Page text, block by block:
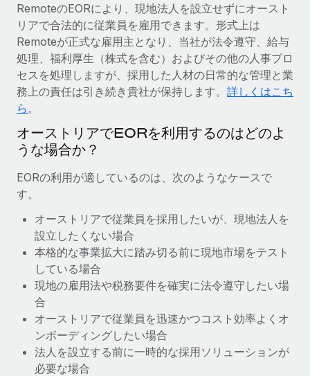
コンプライアンスリスクを先回りして対応
デバイス管理
ITデバイスを世界規模で提供・管理
法人設立
法令順守した法人をスピーディに設立
移住・転勤
従業員の異動をスムーズに
福利厚生
従業員の福利厚生を簡単に管理
ブログ
グローバル給与処理
EORおよびPEO
契約社員管理
ブログを読む
ブログ
Remoteの製品アップデート：GustoとXeroの統合お
よびContractor Management Plus（契約社員管理
プラス）
Remoteの使命は、世界のどこにいても、あらゆる規模の企業が
業務に最適な人材を採用し、管理し、給与を支給できるようにす
ることです。この数週間で、新しい統合、機能、改良点をリリー
スしました。...
詳細を見る
RemoteのEORにより、現地法人を設立せずにオースト
リアで合法的に従業員を雇用できます。形式上は
Remoteが正式な雇用主となり、当社が法令遵守、給与
処理、福利厚生（株式を含む）およびその他の人事プロ
セスを処理しますが、採用した人材の日常的な管理と業
務上の責任は引き続き貴社が保持します。 詳しくはこち
ら 。
オーストリアでEORを利用するのはどのよ
うな場合か？
EORの利用が適しているのは、次のようなケースで
す。
オーストリアで従業員を採用したいが、現地法人を
設立したくない場合
本格的な事業拡大に踏み切る前に現地市場をテスト
している場合
現地の雇用法や税務要件を確実に法令遵守したい場
合
オーストリアで従業員を迅速かつコスト効率よくオ
ンボーディングしたい場合
法人を設立する前に一時的な採用ソリューションが
必要な場合